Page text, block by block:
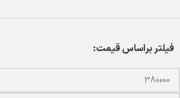
فیلتر براساس قیمت: